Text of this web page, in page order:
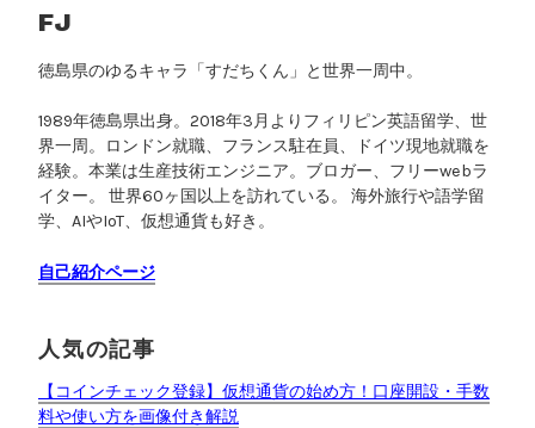
FJ
徳島県のゆるキャラ「すだちくん」と世界一周中。
1989年徳島県出身。2018年3月よりフィリピン英語留学、世
界一周。ロンドン就職、フランス駐在員、ドイツ現地就職を
経験。本業は生産技術エンジニア。ブロガー、フリーwebラ
イター。 世界60ヶ国以上を訪れている。 海外旅行や語学留
学、AIやIoT、仮想通貨も好き。
自己紹介ページ
人気の記事
【コインチェック登録】仮想通貨の始め方！口座開設・手数
料や使い方を画像付き解説